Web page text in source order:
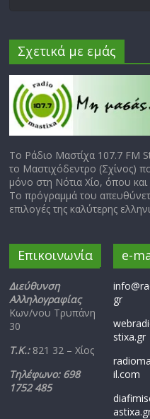
Σχετικά με εμάς
Το Ράδιο Μαστίχα 107.7 FM
το Μαστιχόδεντρο (Σχίνος)
μόνο στη Νότια Χίο, όπου και
Το πρόγραμμά του
επιλογές της καλύτερης
Επικοινωνία
Διεύθυνση
Αλληλογραφίας
Κων/νου Τρυπάνη
30
Τ.Κ.: 821 32 – Χίος
Τηλέφωνο: 698
1752 485
e-
gr
stixa.gr
il.com